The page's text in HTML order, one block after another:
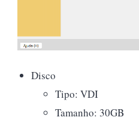
Disco
Tipo: VDI
Tamanho: 30GB